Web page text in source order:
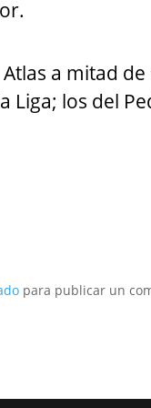
a mitad de
Liga; los del
para publicar un